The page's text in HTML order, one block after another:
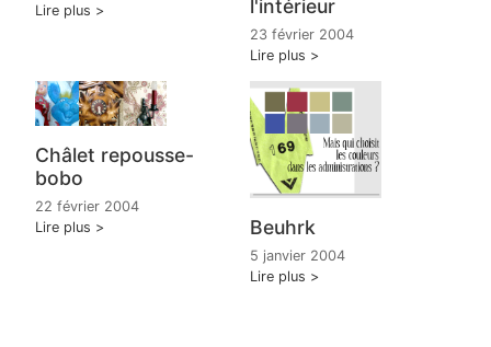
Lire plus
l'intérieur
23 février 2004
Lire plus
Châlet repousse-
bobo
22 février 2004
Lire plus
Beuhrk
5 janvier 2004
Lire plus